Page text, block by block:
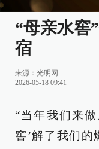
“母亲水窖
宿
来源： 光明网
2026-05-18 09:41
“当年我们来
窖’解了我们